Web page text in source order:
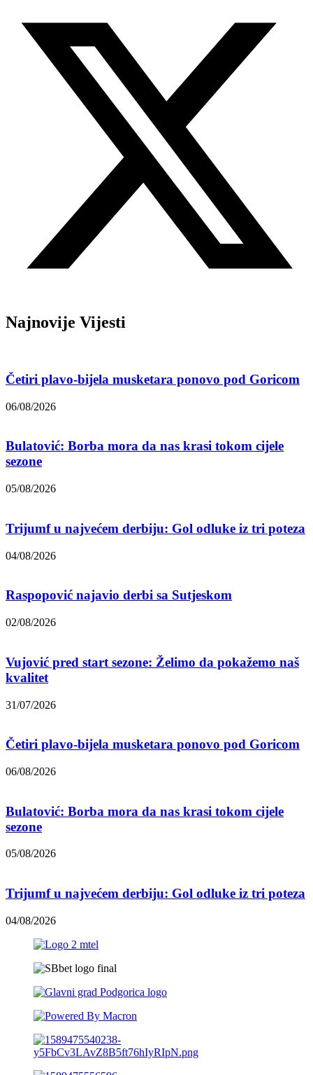
Najnovije Vijesti
Četiri plavo-bijela musketara ponovo pod Goricom
06/08/2026
Bulatović: Borba mora da nas krasi tokom cijele
sezone
05/08/2026
Trijumf u najvećem derbiju: Gol odluke iz tri poteza
04/08/2026
Raspopović najavio derbi sa Sutjeskom
02/08/2026
Vujović pred start sezone: Želimo da pokažemo naš
kvalitet
31/07/2026
Četiri plavo-bijela musketara ponovo pod Goricom
06/08/2026
Bulatović: Borba mora da nas krasi tokom cijele
sezone
05/08/2026
Trijumf u najvećem derbiju: Gol odluke iz tri poteza
04/08/2026